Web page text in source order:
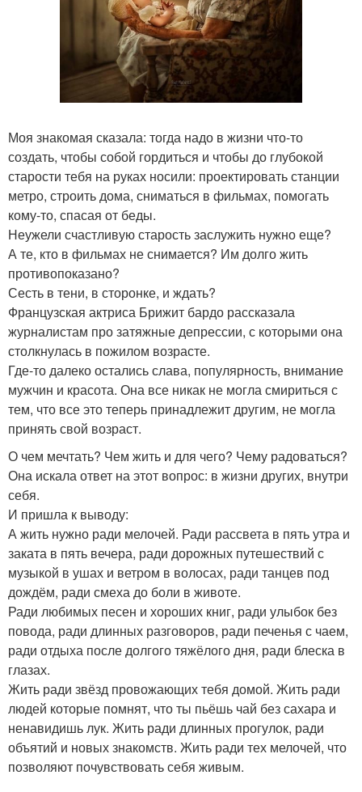
Моя знакомая сказала: тогда надо в жизни что-то
создать, чтобы собой гордиться и чтобы до глубокой
старости тебя на руках носили: проектировать станции
метро, строить дома, сниматься в фильмах, помогать
кому-то, спасая от беды.
Неужели счастливую старость заслужить нужно еще?
А те, кто в фильмах не снимается? Им долго жить
противопоказано?
Сесть в тени, в сторонке, и ждать?
Французская актриса Брижит бардо рассказала
журналистам про затяжные депрессии, с которыми она
столкнулась в пожилом возрасте.
Где-то далеко остались слава, популярность, внимание
мужчин и красота. Она все никак не могла смириться с
тем, что все это теперь принадлежит другим, не могла
принять свой возраст.
О чем мечтать? Чем жить и для чего? Чему радоваться?
Она искала ответ на этот вопрос: в жизни других, внутри
себя.
И пришла к выводу:
А жить нужно ради мелочей. Ради рассвета в пять утра и
заката в пять вечера, ради дорожных путешествий с
музыкой в ушах и ветром в волосах, ради танцев под
дождём, ради смеха до боли в животе.
Ради любимых песен и хороших книг, ради улыбок без
повода, ради длинных разговоров, ради печенья с чаем,
ради отдыха после долгого тяжёлого дня, ради блеска в
глазах.
Жить ради звёзд провожающих тебя домой. Жить ради
людей которые помнят, что ты пьёшь чай без сахара и
ненавидишь лук. Жить ради длинных прогулок, ради
объятий и новых знакомств. Жить ради тех мелочей, что
позволяют почувствовать себя живым.